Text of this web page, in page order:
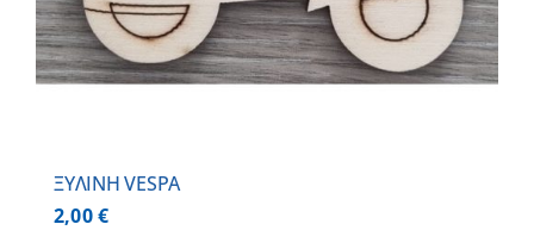
ΞΥΛΙΝΗ VESPA
2,00€